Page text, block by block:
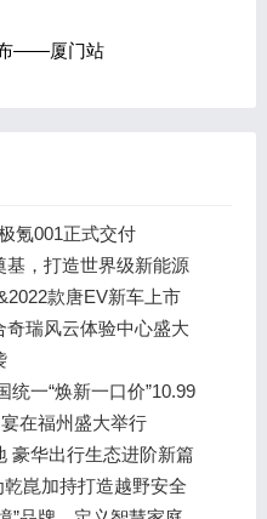
布——厦门站
氪001正式交付
，打造世界级新能源
款唐EV新车上市
奇瑞风云体验中心盛大
一“焕新一口价”10.99
在福州盛大举行
豪华出行生态进阶新篇
崑加持打造越野安全